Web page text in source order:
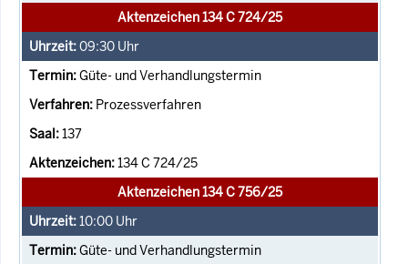
Aktenzeichen 134 C 724/25
09:30 Uhr
Güte- und Verhandlungstermin
Prozessverfahren
137
134 C 724/25
Aktenzeichen 134 C 756/25
10:00 Uhr
Güte- und Verhandlungstermin